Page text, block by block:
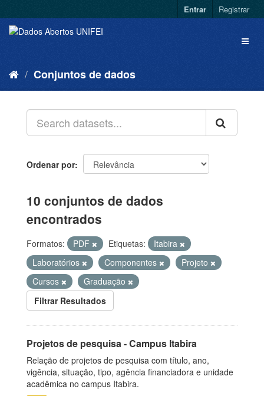
Entrar Registrar
Conjuntos de dados
Ordenar por
10 conjuntos de dados
encontrados
Formatos: PDF Etiquetas:
Itabira
Laboratórios
Componentes
Projeto
Cursos
Graduação
Filtrar Resultados
Projetos de pesquisa - Campus Itabira
Relação de projetos de pesquisa com título, ano,
vigência, situação, tipo, agência financiadora e unidade
acadêmica no campus Itabira.